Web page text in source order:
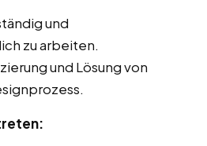
und
zu arbeiten.
und Lösung von